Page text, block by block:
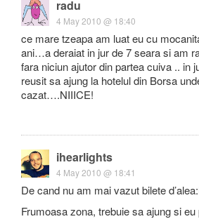
radu
4 May 2010 @ 18:40
ce mare tzeapa am luat eu cu
ani…a deraiat in jur de 7 seara si am
fara niciun ajutor din partea cuiva .. in
reusit sa ajung la hotelul din Borsa
cazat….NIIICE!
ihearlights
4 May 2010 @ 18:41
De cand nu am mai vazut bilete
Frumoasa zona, trebuie sa ajung si